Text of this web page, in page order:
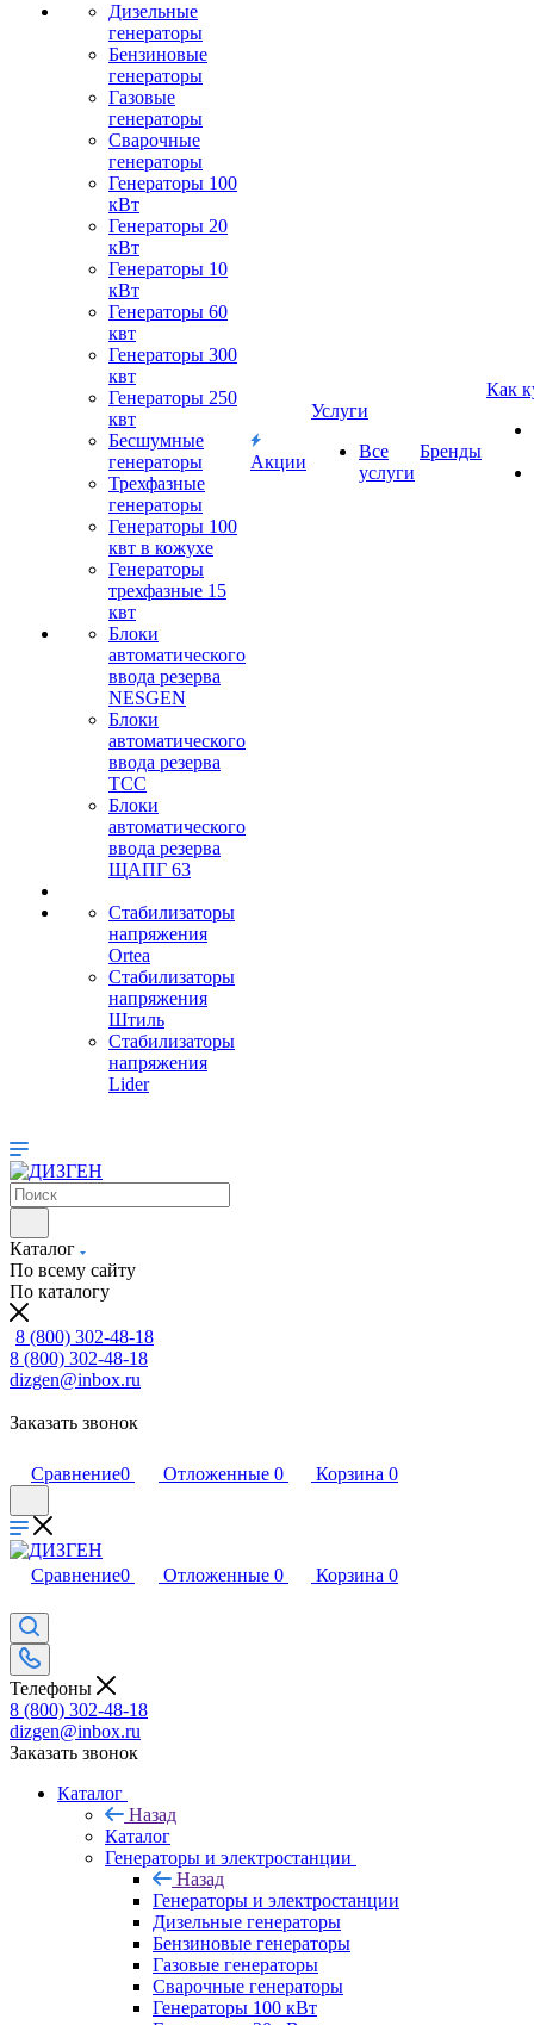
Дизельные
генераторы
Бензиновые
генераторы
Газовые
генераторы
Сварочные
генераторы
Генераторы 100
кВт
Генераторы 20
кВт
Генераторы 10
кВт
Генераторы 60
квт
Генераторы 300
квт
Генераторы 250
квт
Бесшумные
генераторы
Трехфазные
генераторы
Генераторы 100
квт в кожухе
Генераторы
трехфазные 15
квт
Блоки
автоматического
ввода резерва
NESGEN
Блоки
автоматического
ввода резерва
ТСС
Блоки
автоматического
ввода резерва
ЩАПГ 63
Стабилизаторы
напряжения
Ortea
Стабилизаторы
напряжения
Штиль
Стабилизаторы
напряжения
Lider
Акции
Услуги
Все
услуги
Бренды
Как
Каталог
По всему сайту
По каталогу
8 (800) 302-48-18
8 (800) 302-48-18
dizgen@inbox.ru
Заказать звонок
Сравнение0 Отложенные 0 Корзина 0
Сравнение0 Отложенные 0 Корзина 0
Телефоны
8 (800) 302-48-18
dizgen@inbox.ru
Заказать звонок
Каталог
Назад
Каталог
Генераторы и электростанции
Назад
Генераторы и электростанции
Дизельные генераторы
Бензиновые генераторы
Газовые генераторы
Сварочные генераторы
Генераторы 100 кВт